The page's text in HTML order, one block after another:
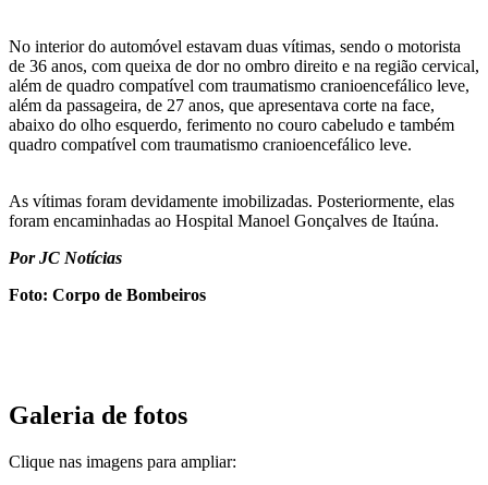
No interior do automóvel estavam duas vítimas, sendo o motorista
de 36 anos, com queixa de dor no ombro direito e na região cervical,
além de quadro compatível com traumatismo cranioencefálico leve,
além da passageira, de 27 anos, que apresentava corte na face,
abaixo do olho esquerdo, ferimento no couro cabeludo e também
quadro compatível com traumatismo cranioencefálico leve.
As vítimas foram devidamente imobilizadas. Posteriormente, elas
foram encaminhadas ao Hospital Manoel Gonçalves de Itaúna.
Por JC Notícias
Foto: Corpo de Bombeiros
Galeria de fotos
Clique nas imagens para ampliar: